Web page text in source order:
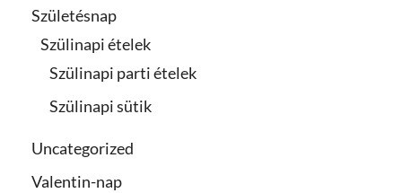
Születésnap
Szülinapi ételek
Szülinapi parti ételek
Szülinapi sütik
Uncategorized
Valentin-nap